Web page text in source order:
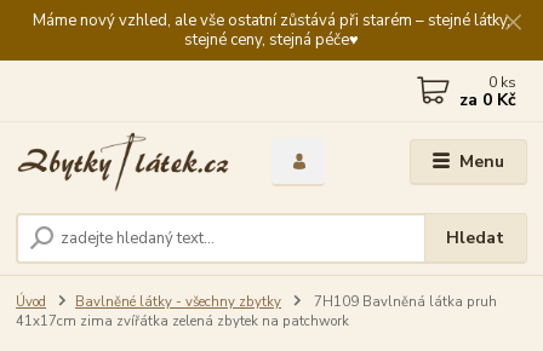
Máme nový vzhled, ale vše ostatní zůstává při starém – stejné látky,
stejné ceny, stejná péče♥️
Menu
Hledat
0 ks
za 0 Kč
Úvod Bavlněné látky - všechny zbytky
7H109 Bavlněná látka pruh
41x17cm zima zvířátka zelená zbytek na patchwork